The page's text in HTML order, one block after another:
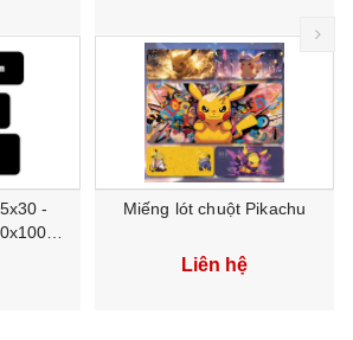
tùy chỉnh size yêu thích shop có làm
-
-
Miếng lót chuột Pikachu
Liên hệ